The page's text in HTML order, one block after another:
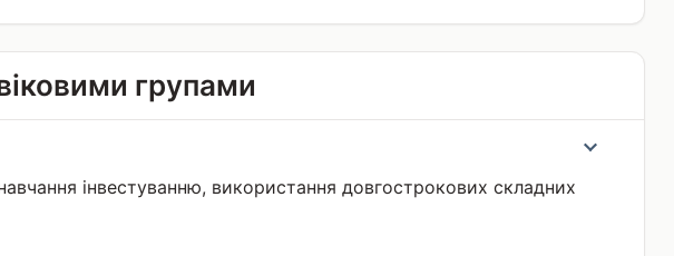
віковими групами
інвестуванню, використання довгострокових складних